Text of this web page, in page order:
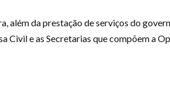
além da prestação de serviços do
Civil e as Secretarias que compõem a